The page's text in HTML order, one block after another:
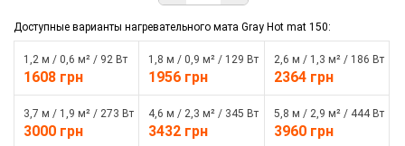
Доступные варианты нагревательного мата Gray Hot mat 150:
1,2 м / 0,6 м² / 92 Вт
1608 грн
1,8 м / 0,9 м² / 129 Вт
1956 грн
2,6 м / 1,3 м² / 186 Вт
2364 грн
3,7 м / 1,9 м² / 273 Вт
3000 грн
4,6 м / 2,3 м² / 345 Вт
3432 грн
5,8 м / 2,9 м² / 444 Вт
3960 грн